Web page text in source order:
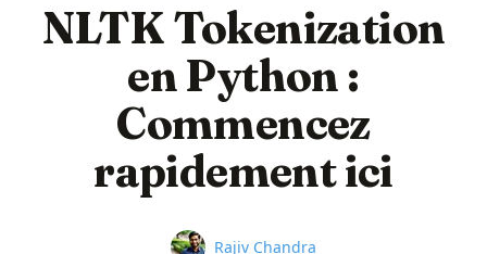
NLTK Tokenization
en Python :
Commencez
rapidement ici
Name
Rajiv Chandra